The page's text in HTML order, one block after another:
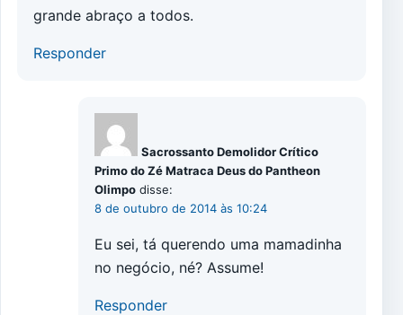
grande abraço a todos.
Responder
Sacrossanto Demolidor Crítico
Primo do Zé Matraca Deus do Pantheon
Olimpo disse:
8 de outubro de 2014 às 10:24
Eu sei, tá querendo uma mamadinha
no negócio, né? Assume!
Responder